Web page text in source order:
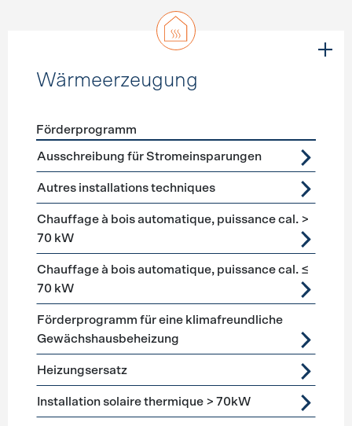
Wärmeerzeugung
Förderprogramme Wärmeerzeugung
Förderprogramm
Ausschreibung für Stromeinsparungen
Autres installations techniques
Chauffage à bois automatique, puissance cal. >
70 kW
Chauffage à bois automatique, puissance cal. ≤
70 kW
Förderprogramm für eine klimafreundliche
Gewächshausbeheizung
Heizungsersatz
Installation solaire thermique > 70kW